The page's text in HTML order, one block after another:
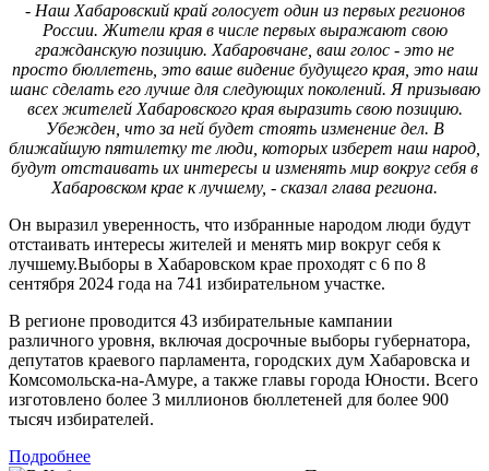
- Наш Хабаровский край голосует один из первых регионов
России. Жители края в числе первых выражают свою
гражданскую позицию. Хабаровчане, ваш голос - это не
просто бюллетень, это ваше видение будущего края, это наш
шанс сделать его лучше для следующих поколений. Я призываю
всех жителей Хабаровского края выразить свою позицию.
Убежден, что за ней будет стоять изменение дел. В
ближайшую пятилетку те люди, которых изберет наш народ,
будут отстаивать их интересы и изменять мир вокруг себя в
Хабаровском крае к лучшему, - сказал глава региона.
Он выразил уверенность, что избранные народом люди будут
отстаивать интересы жителей и менять мир вокруг себя к
лучшему.Выборы в Хабаровском крае проходят с 6 по 8
сентября 2024 года на 741 избирательном участке.
В регионе проводится 43 избирательные кампании
различного уровня, включая досрочные выборы губернатора,
депутатов краевого парламента, городских дум Хабаровска и
Комсомольска-на-Амуре, а также главы города Юности. Всего
изготовлено более 3 миллионов бюллетеней для более 900
тысяч избирателей.
Подробнее